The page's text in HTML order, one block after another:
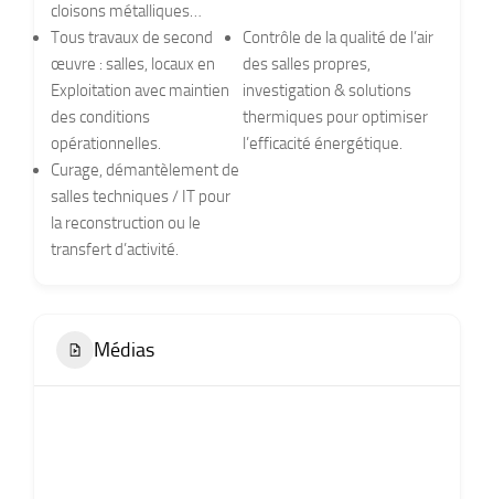
cloisons métalliques…
Tous travaux de second
œuvre : salles, locaux en
Exploitation avec maintien
des conditions
opérationnelles.
Contrôle de la qualité de l’air
des salles propres,
investigation & solutions
thermiques pour optimiser
l’efficacité énergétique.
Curage, démantèlement de
salles techniques / IT pour
la reconstruction ou le
transfert d’activité.
Médias